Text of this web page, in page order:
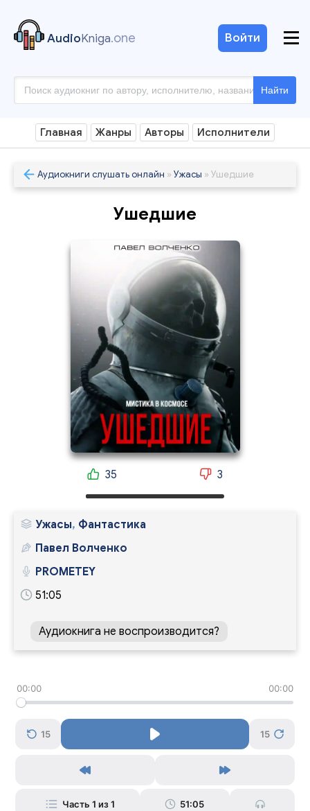
AudioKniga.one
Найти
Войти
Главная Жанры Авторы Исполнители
Аудиокниги слушать онлайн » Ужасы » Ушедшие
Ушедшие
35 3
Ужасы, Фантастика
Павел Волченко
PROMETEY
51:05
Аудиокнига не воспроизводится?
00:00 00:00
15 15
Часть 1 из 1 51:05